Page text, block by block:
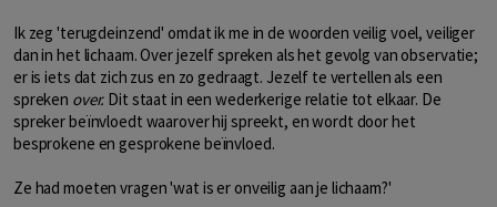
Ik zeg 'terugdeinzend' omdat ik me in de woorden veilig voel, veiliger
dan in het lichaam. Over jezelf spreken als het gevolg van observatie;
er is iets dat zich zus en zo gedraagt. Jezelf te vertellen als een
spreken over. Dit staat in een wederkerige relatie tot elkaar. De
spreker beïnvloedt waarover hij spreekt, en wordt door het
besprokene en gesprokene beïnvloed.
Ze had moeten vragen 'wat is er onveilig aan je lichaam?'